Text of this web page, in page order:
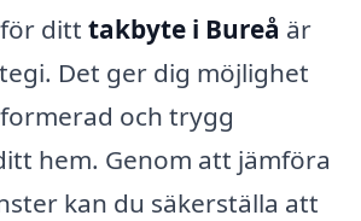
ditt takbyte i Bureå är
Det ger dig möjlighet
och trygg
hem. Genom att jämföra
kan du säkerställa att